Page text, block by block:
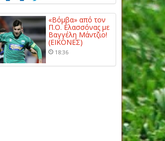
«Βόμβα» από τον
Π.Ο. Ελασσόνας με
Βαγγέλη Μάντζιο!
(ΕΙΚΟΝΕΣ)
18:36